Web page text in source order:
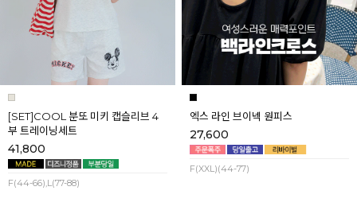
[SET]COOL 분또 미키 캡슬리브 4
부 트레이닝세트
41,800
F(44-66),L(77-88)
엑스 라인 브이넥 원피스
27,600
F(XXL)(44-77)